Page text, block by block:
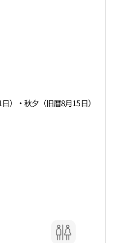
）・秋夕（旧暦8月15日）